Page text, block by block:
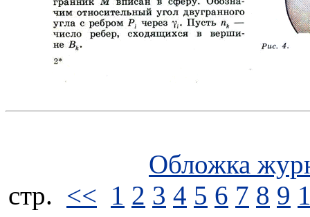
Обложка
стp. << 1 2 3 4 5 6 7 8 9